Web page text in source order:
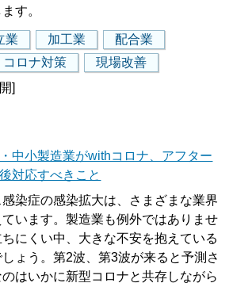
す。
業 加工業
配合業
コロナ対策
現場改善
]
中小製造業がwithコロナ、アフター
対応すべきこと
染症の感染拡大は、さまざまな業界
います。製造業も例外ではありませ
にくい中、大きな不安を抱えている
ょう。第2波、第3波が来ると予測さ
はいかに新型コロナと共存しながら